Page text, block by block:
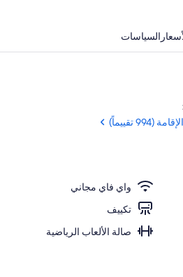
واجهة المنشأة - في المساء/الليل
السياسات
تقييماً)
واي فاي مجاني
تكييف
صالة الألعاب الرياضية